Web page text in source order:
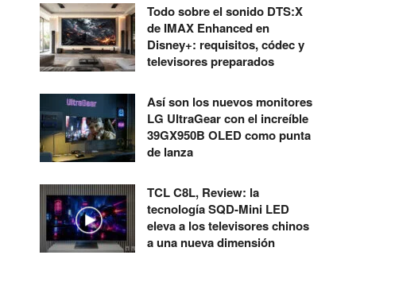
Todo sobre el sonido DTS:X
de IMAX Enhanced en
Disney+: requisitos, códec y
televisores preparados
Así son los nuevos monitores
LG UltraGear con el increíble
39GX950B OLED como punta
de lanza
TCL C8L, Review: la
tecnología SQD-Mini LED
eleva a los televisores chinos
a una nueva dimensión